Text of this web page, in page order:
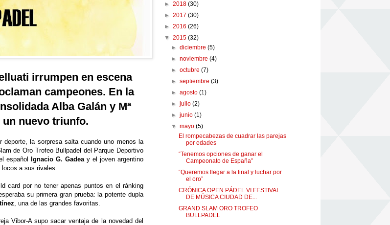
irrumpen en escena
campeones. En la
Alba Galán y Mª
nuevo triunfo.
deporte, la sorpresa salta cuando uno menos la
de Oro Trofeo Bullpadel del Parque Deportivo
españolIgnacio G. Gadea y el joven argentino
a sus rivales.
card por no tener apenas puntos en el ránking
su primera gran prueba: la potente dupla
ínez , una de las grandes favoritas.
Vibor-A supo sacar ventaja de la novedad del
► 2018 (30)
► 2017 (30)
► 2016 (26)
▼ 2015 (32)
►diciembre(5)
►noviembre(4)
►octubre(7)
►septiembre(3)
►agosto(1)
►julio(2)
►junio(1)
▼mayo(5)
El rompecabezas de cuadrar las parejas
por edades
“Tenemos opciones de ganar el
Campeonato de España”
“Queremos llegar a la final y luchar por
el oro”
CRÓNICA OPEN PÁDEL VI FESTIVAL
DE MÚSICA CIUDAD DE...
GRAND SLAM ORO TROFEO
BULLPADEL